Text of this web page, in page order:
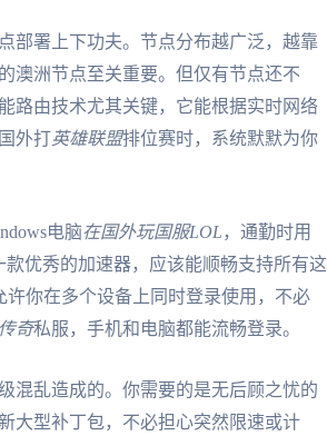
部署上下功夫。节点分布越广泛，越靠
澳洲节点至关重要。但仅有节点还不
路由技术尤其关键，它能根据实时网络
外打英雄联盟排位赛时，系统默默为你
电脑在国外玩国服LOL ，通勤时用
优秀的加速器，应该能顺畅支持所有这
许你在多个设备上同时登录使用，不必
传奇私服，手机和电脑都能流畅登录。
混乱造成的。你需要的是无后顾之忧的
大型补丁包，不必担心突然限速或计